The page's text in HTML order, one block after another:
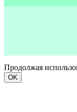
Продолжая
OK